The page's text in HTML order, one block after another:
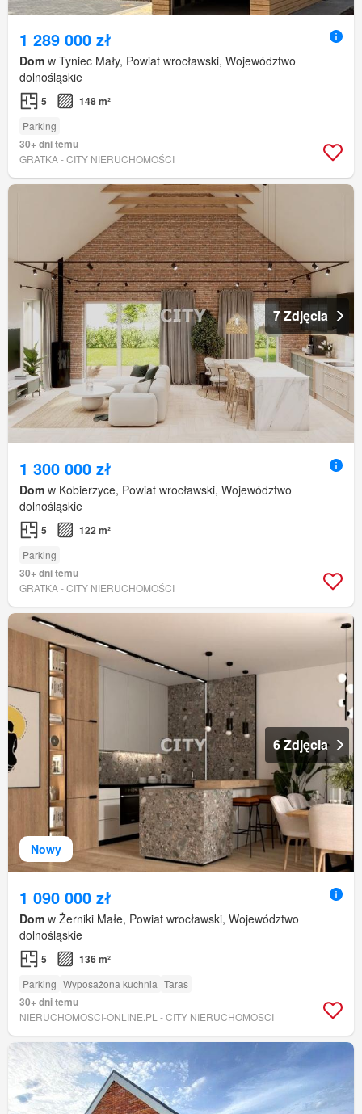
1 289 000 zł
Dom w Tyniec Mały, Powiat wrocławski, Województwo
dolnośląskie
5 148 m²
Parking
30+ dni temu
GRATKA - CITY NIERUCHOMOŚCI
7 Zdjęcia
1 300 000 zł
Dom w Kobierzyce, Powiat wrocławski, Województwo
dolnośląskie
5 122 m²
Parking
30+ dni temu
GRATKA - CITY NIERUCHOMOŚCI
Nowy
6 Zdjęcia
1 090 000 zł
Dom w Żerniki Małe, Powiat wrocławski, Województwo
dolnośląskie
5 136 m²
Parking Wyposażona kuchnia Taras
30+ dni temu
NIERUCHOMOSCI-ONLINE.PL - CITY NIERUCHOMOSCI